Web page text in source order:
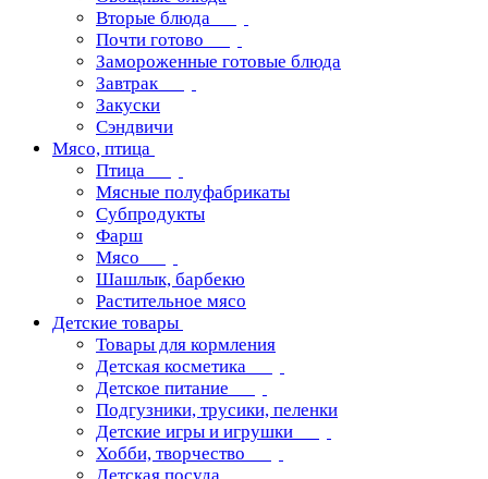
Вторые блюда
Почти готово
Замороженные готовые блюда
Завтрак
Закуски
Сэндвичи
Мясо, птица
Птица
Мясные полуфабрикаты
Субпродукты
Фарш
Мясо
Шашлык, барбекю
Растительное мясо
Детские товары
Товары для кормления
Детская косметика
Детское питание
Подгузники, трусики, пеленки
Детские игры и игрушки
Хобби, творчество